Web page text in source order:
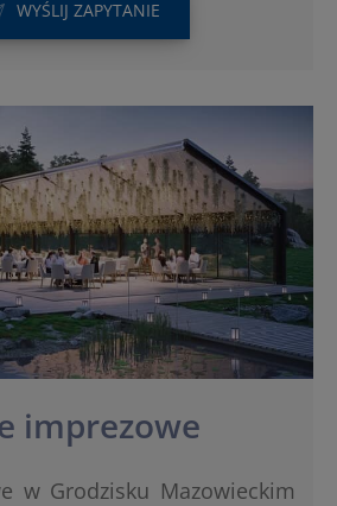
WYŚLIJ ZAPYTANIE
imprezowe
w Grodzisku Mazowieckim